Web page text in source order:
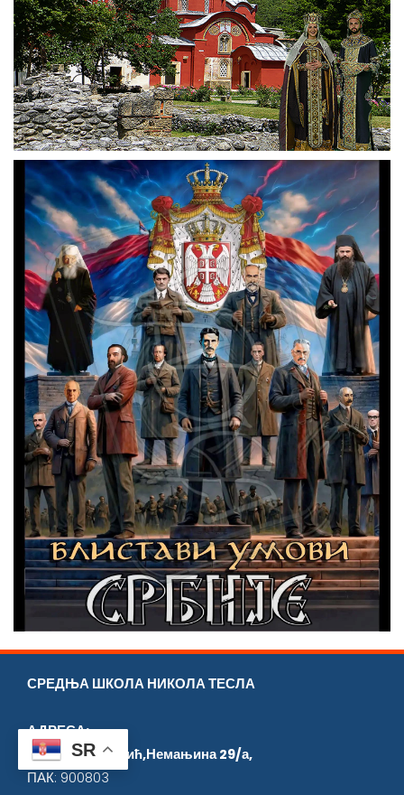
СРЕДЊА ШКОЛА НИКОЛА ТЕСЛА
АДРЕСА:
38218 Лепосавић,Немањина 29/а,
ПАК: 900803
SR